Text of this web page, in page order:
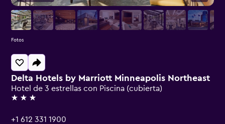
Delta Hotels by Marriott Minneapolis Northeast
Hotel de 3 estrellas con Piscina (cubierta)
3 estrellas
+1 612 331 1900
Fotos